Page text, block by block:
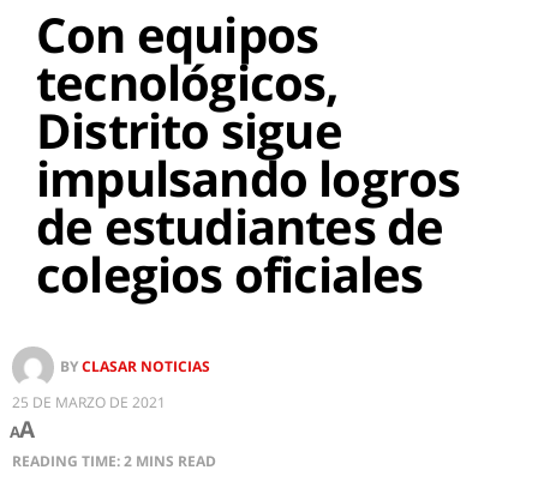
Con equipos
tecnológicos,
Distrito sigue
impulsando logros
de estudiantes de
colegios oficiales
BYCLASAR NOTICIAS
25 DE MARZO DE 2021
AA
READING TIME: 2 MINS READ